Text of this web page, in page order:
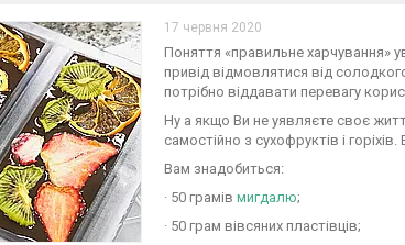
17 червня 2020
Поняття «правильне харчування»
привід відмовлятися від
потрібно віддавати перевагу
Ну а якщо Ви не уявляєте своє
самостійно з сухофруктів і
Вам знадобиться:
· 50 грамів мигдалю;
· 50 грам вівсяних пластівців;